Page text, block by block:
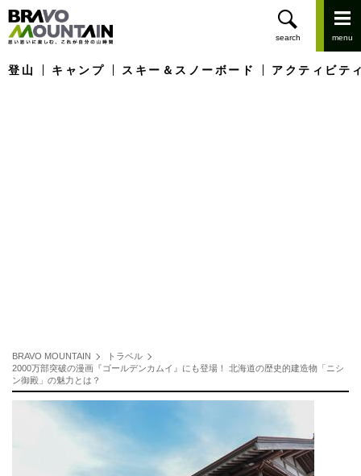
登山 キャンプ スキー＆スノーボード アクティビテ
BRAVO MOUNTAIN
トラベル
2000万部突破の漫画『ゴールデンカムイ』にも登場！ 北海道の歴史的建造物「ニシ
ン御殿」の魅力とは？